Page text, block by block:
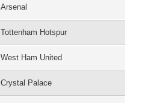
Arsenal
Tottenham Hotspur
West Ham United
Crystal Palace